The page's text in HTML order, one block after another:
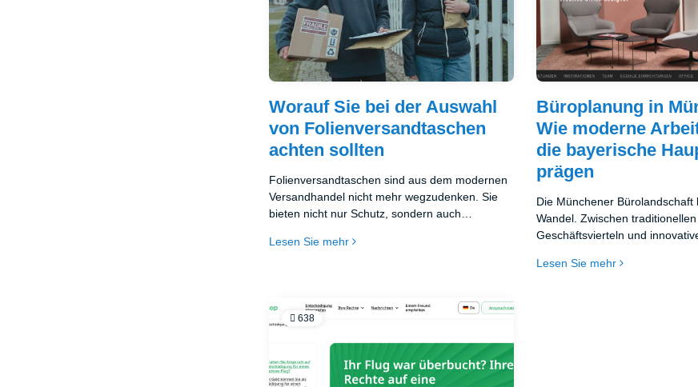
Wirtschaftlichkeit, die nur schwer zu übertreffen
ist.
schenken – Erinnerungen,
Erholung.
Worauf Sie bei der Auswahl
von Folienversandtaschen
achten sollten
Folienversandtaschen sind aus dem modernen
Versandhandel nicht mehr wegzudenken. Sie
bieten nicht nur Schutz, sondern auch
Produkten. Doch worauf sollte man bei der
Kunden ausmachen. In diesem Artikel werden
die wichtigsten Aspekte beleuchtet, um die
passende Folienversandtasche für Ihre
Bedürfnisse zu finden.
Lesen Sie mehr
Büroplanung in
Wie moderne
die bayerische
prägen
Die Münchener Bürolandschaft
Wandel. Zwischen traditionellen
Geschäftsvierteln und
den veränderten
Lesen Sie mehr
638